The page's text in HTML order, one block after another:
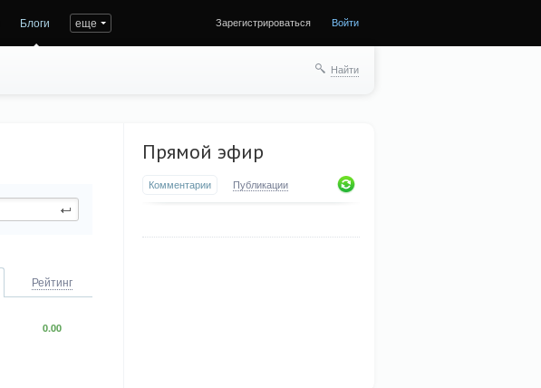
Блоги еще Зарегистрироваться Войти
Найти
Прямой эфир
Комментарии Публикации
Рейтинг
0.00